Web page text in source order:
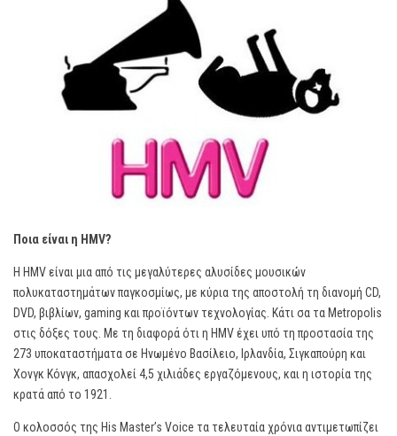
Ποια είναι η HMV?
H HMV είναι μια από τις μεγαλύτερες αλυσίδες μουσικών
πολυκαταστημάτων παγκοσμίως, με κύρια της αποστολή τη διανομή CD,
DVD, βιβλίων, gaming και προϊόντων τεχνολογίας. Κάτι σα τα Metropolis
στις δόξες τους. Με τη διαφορά ότι η HMV έχει υπό τη προστασία της
273 υποκαταστήματα σε Ηνωμένο Βασίλειο, Ιρλανδία, Σιγκαπούρη και
Χονγκ Κόνγκ, απασχολεί 4,5 χιλιάδες εργαζόμενους, και η ιστορία της
κρατά από το 1921.
Ο κολοσσός της His Master’s Voice τα τελευταία χρόνια αντιμετωπίζει